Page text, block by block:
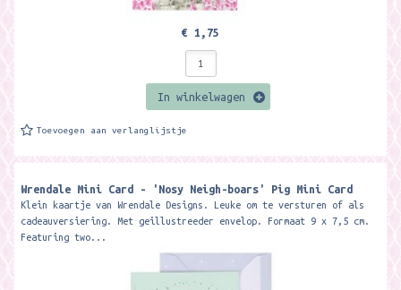
€ 1,75
In winkelwagen
Toevoegen aan verlanglijstje
Wrendale Mini Card - 'Nosy Neigh-boars' Pig Mini Card ​
Klein kaartje van Wrendale Designs. Leuke om te versturen of als
cadeauversiering. Met geillustreeder envelop. Formaat 9 x 7,5 cm.
Featuring two...